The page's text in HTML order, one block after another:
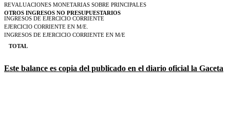
REVALUACIONES MONETARIAS SOBRE PRINCIPALES
OTROS INGRESOS NO PRESUPUESTARIOS
INGRESOS DE EJERCICIO CORRIENTE
EJERCICIO CORRIENTE EN M/E.
INGRESOS DE EJERCICIO CORRIENTE EN M/E
TOTAL
Este balance es copia del publicado en el diario oficial la Gaceta